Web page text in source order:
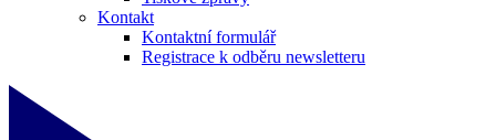
Kontakt
Kontaktní formulář
Registrace k odběru newsletteru